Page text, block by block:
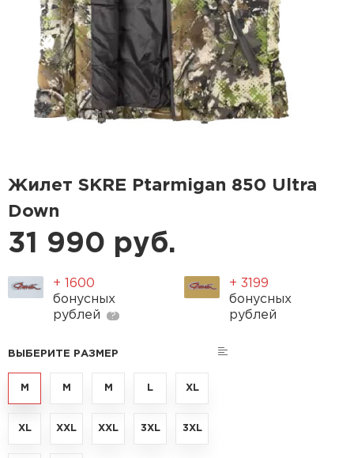
Жилет SKRE Ptarmigan 850 Ultra
Down
31 990 руб.
+ 1600
бонусных
рублей
?
+ 3199
бонусных
рублей
ВЫБЕРИТЕ РАЗМЕР
M M M L XL
XL XXL XXL 3XL 3XL